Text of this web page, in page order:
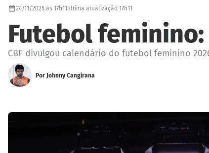
24/11/2025 às 17h11 última atualização 17h11
Futebol
CBF divulgou calendário do futebol feminino
Por Johnny Cangirana